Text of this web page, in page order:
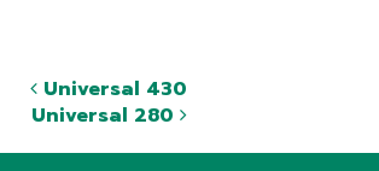
Universal 430
Universal 280